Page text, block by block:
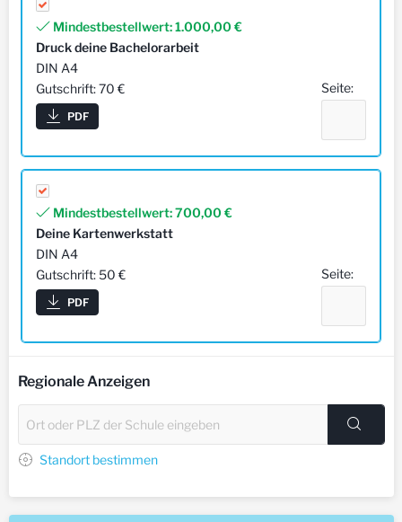
Mindestbestellwert:1.000,00 €
Druck deine Bachelorarbeit
DIN A4
Gutschrift: 70 €
PDF
Seite:
Mindestbestellwert:700,00 €
Deine Kartenwerkstatt
DIN A4
Gutschrift: 50 €
PDF
Seite:
Regionale Anzeigen
Standort bestimmen